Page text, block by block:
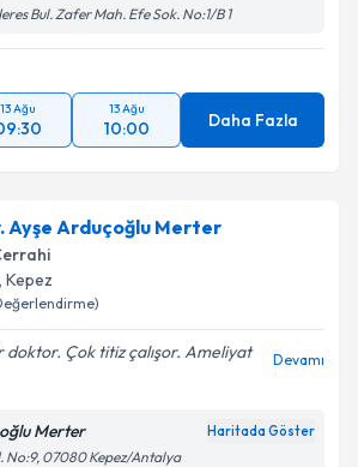
Bul. Zafer Mah. Efe Sok. No:1/B 1
13 Ağu 13 Ağu
10:00 Daha Fazla
Ayşe Arduçoğlu Merter
, Kepez
doktor. Çok titiz çalışor. Ameliyat
Devamı
Merter Haritada Göster
No:9, 07080 Kepez/Antalya